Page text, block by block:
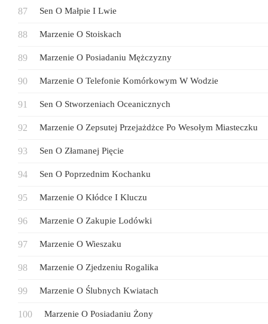
Sen O Małpie I Lwie
Marzenie O Stoiskach
Marzenie O Posiadaniu Mężczyzny
Marzenie O Telefonie Komórkowym W Wodzie
Sen O Stworzeniach Oceanicznych
Marzenie O Zepsutej Przejażdżce Po Wesołym Miasteczku
Sen O Złamanej Pięcie
Sen O Poprzednim Kochanku
Marzenie O Kłódce I Kluczu
Marzenie O Zakupie Lodówki
Marzenie O Wieszaku
Marzenie O Zjedzeniu Rogalika
Marzenie O Ślubnych Kwiatach
Marzenie O Posiadaniu Żony